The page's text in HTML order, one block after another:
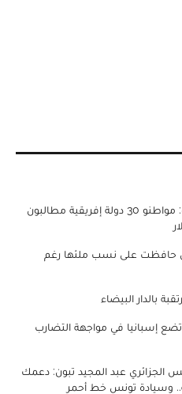
تأشيرة الدخول للولايات المتحدة: مواطنو 30 دولة إفريقية مطالبون
حافظت على نسب ملئها رغم
بالدار البيضاء
إسبانيا في مواجهة التضارب
الجزائري عبد المجيد تبون: دعمك
وسيادة تونس خط أحمر